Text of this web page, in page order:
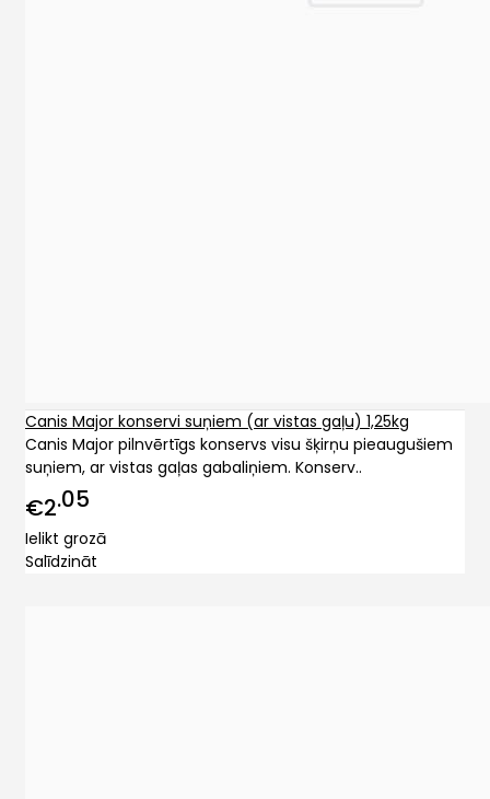
Canis Major konservi suņiem (ar vistas gaļu) 1,25kg
Canis Major pilnvērtīgs konservs visu šķirņu pieaugušiem
suņiem, ar vistas gaļas gabaliņiem. Konserv..
€2 05
Ielikt grozā
Salīdzināt